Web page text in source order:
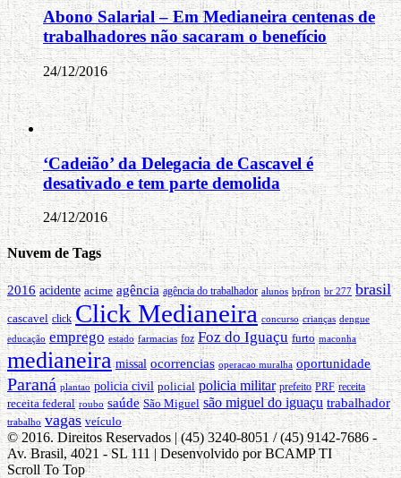
Abono Salarial – Em Medianeira centenas de
trabalhadores não sacaram o benefício
24/12/2016
‘Cadeião’ da Delegacia de Cascavel é
desativado e tem parte demolida
24/12/2016
Nuvem de Tags
2016 acidente acime agência agência do trabalhador alunos bpfron br 277 brasil
cascavel click Click Medianeira concurso crianças dengue
educação emprego estado farmacias foz Foz do Iguaçu furto maconha
medianeira missal ocorrencias operacao muralha oportunidade
Paraná plantao policia civil policial policia militar prefeito PRF receita
receita federal roubo saúde São Miguel são miguel do iguaçu trabalhador
trabalho vagas veículo
© 2016. Direitos Reservados | (45) 3240-8051 / (45) 9142-7686 -
Av. Brasil, 4021 - SL 111 | Desenvolvido por BCAMP TI
Scroll To Top